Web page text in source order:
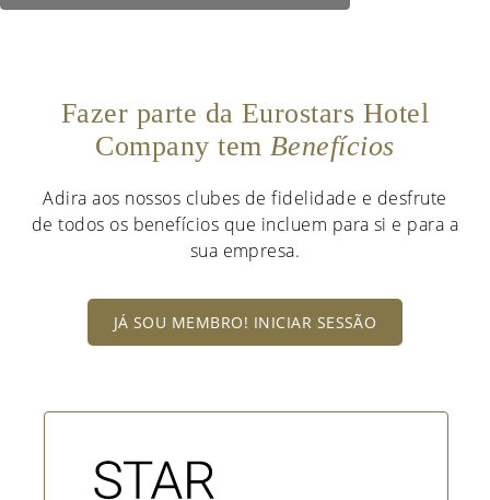
Fazer parte da Eurostars Hotel
Company tem Benefícios
Adira aos nossos clubes de fidelidade e desfrute
de todos os benefícios que incluem para si e para a
sua empresa.
JÁ SOU MEMBRO! INICIAR SESSÃO